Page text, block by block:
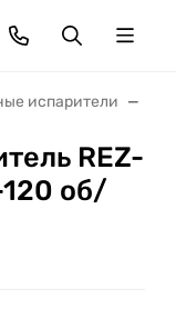
испарители
REZ-
об/